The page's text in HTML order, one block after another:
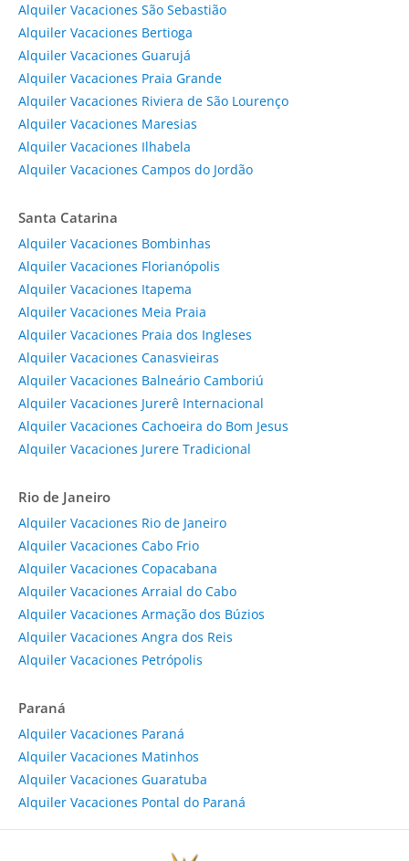
Alquiler Vacaciones São Sebastião
Alquiler Vacaciones Bertioga
Alquiler Vacaciones Guarujá
Alquiler Vacaciones Praia Grande
Alquiler Vacaciones Riviera de São Lourenço
Alquiler Vacaciones Maresias
Alquiler Vacaciones Ilhabela
Alquiler Vacaciones Campos do Jordão
Santa Catarina
Alquiler Vacaciones Bombinhas
Alquiler Vacaciones Florianópolis
Alquiler Vacaciones Itapema
Alquiler Vacaciones Meia Praia
Alquiler Vacaciones Praia dos Ingleses
Alquiler Vacaciones Canasvieiras
Alquiler Vacaciones Balneário Camboriú
Alquiler Vacaciones Jurerê Internacional
Alquiler Vacaciones Cachoeira do Bom Jesus
Alquiler Vacaciones Jurere Tradicional
Rio de Janeiro
Alquiler Vacaciones Rio de Janeiro
Alquiler Vacaciones Cabo Frio
Alquiler Vacaciones Copacabana
Alquiler Vacaciones Arraial do Cabo
Alquiler Vacaciones Armação dos Búzios
Alquiler Vacaciones Angra dos Reis
Alquiler Vacaciones Petrópolis
Paraná
Alquiler Vacaciones Paraná
Alquiler Vacaciones Matinhos
Alquiler Vacaciones Guaratuba
Alquiler Vacaciones Pontal do Paraná